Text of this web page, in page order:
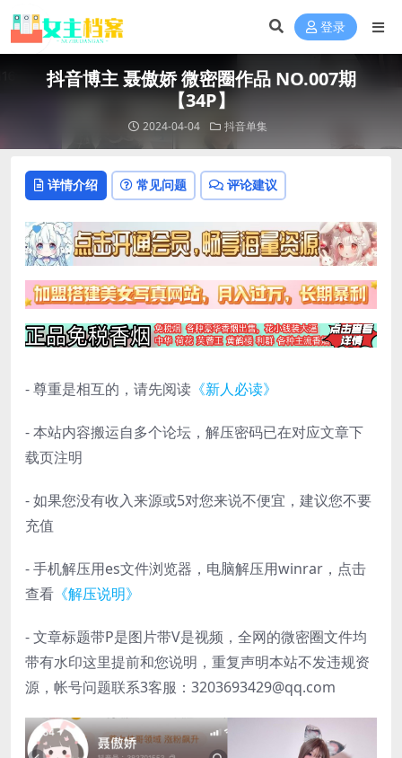
登录
抖音博主 聂傲娇 微密圈作品 NO.007期
【34P】
2024-04-04 抖音单集
详情介绍 常见问题 评论建议
- 尊重是相互的，请先阅读 《新人必读》
- 本站内容搬运自多个论坛，解压密码已在对应文章下
载页注明
- 如果您没有收入来源或5对您来说不便宜，建议您不要
充值
- 手机解压用es文件浏览器，电脑解压用winrar，点击
查看 《解压说明》
- 文章标题带P是图片带V是视频，全网的微密圈文件均
带有水印这里提前和您说明，重复声明本站不发违规资
源，帐号问题联系3客服：3203693429@qq.com